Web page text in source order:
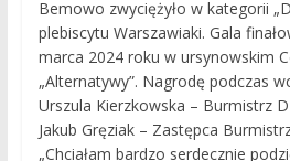
Bemowo zwyciężyło w kategorii
plebiscytu Warszawiaki. Gala
marca 2024 roku w ursynowskim
„Alternatywy”. Nagrodę podczas
Urszula Kierzkowska – Burmistrz
Jakub Gręziak – Zastępca
„Chciałam bardzo serdecznie